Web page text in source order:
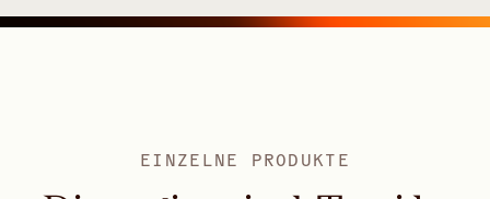
EINZELNE PRODUKTE